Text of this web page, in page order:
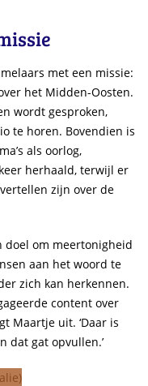
met een missie:
het Midden-Oosten.
wordt gesproken,
te horen. Bovendien is
als oorlog,
herhaald, terwijl er
zijn over de
doel om meertonigheid
aan het woord te
zich kan herkennen.
content over
Maartje uit. ‘Daar is
dat gat opvullen.’